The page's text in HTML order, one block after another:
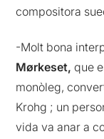
compositora
-Molt bona
Mørkeset,que
monòleg,
Krohg ; un
vida va anar a